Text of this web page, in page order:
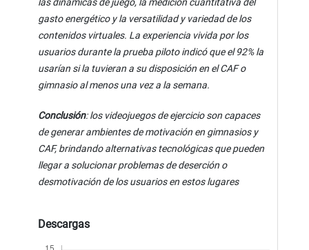
gasto energético y la versatilidad y variedad de los
contenidos virtuales. La experiencia vivida por los
usuarios durante la prueba piloto indicó que el 92% la
usarían si la tuvieran a su disposición en el CAF o
gimnasio al menos una vez a la semana.
Conclusión: los videojuegos de ejercicio son capaces
de generar ambientes de motivación en gimnasios y
CAF, brindando alternativas tecnológicas que pueden
llegar a solucionar problemas de deserción o
desmotivación de los usuarios en estos lugares
Descargas